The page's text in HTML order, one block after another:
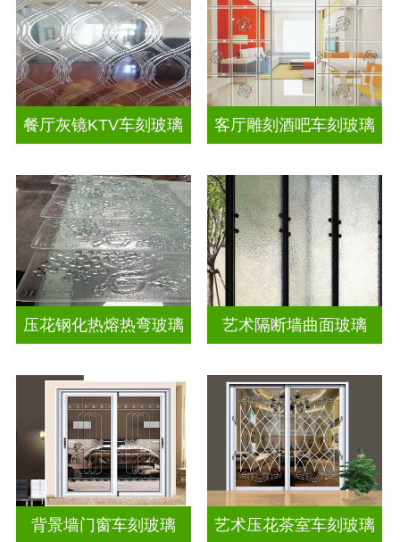
餐厅灰镜KTV车刻玻璃 客厅雕刻酒吧车刻玻璃
压花钢化热熔热弯玻璃 艺术隔断墙曲面玻璃
背景墙门窗车刻玻璃 艺术压花茶室车刻玻璃